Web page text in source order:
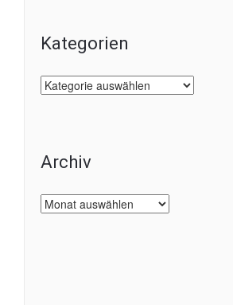
Kategorien
Kategorien
Archiv
Archiv